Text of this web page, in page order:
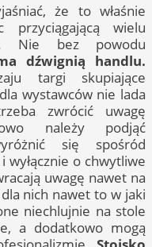
że to właśnie
wielu
Nie bez powodu
dźwignią handlu.
targi skupiające
wystawców nie lada
zwrócić uwagę
należy podjąć
się spośród
o chwytliwe
uwagę nawet na
nich nawet to w jaki
niechlujnie na stole
a dodatkowo mogą